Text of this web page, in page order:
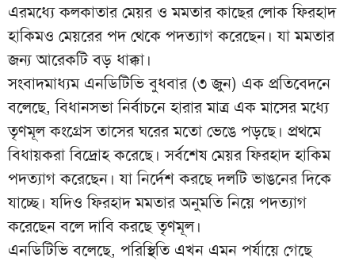
এরমধ্যে কলকাতার মেয়র ও মমতার কাছের লোক ফিরহাদ
হাকিমও মেয়রের পদ থেকে পদত্যাগ করেছেন। যা মমতার
জন্য আরেকটি বড় ধাক্কা।
সংবাদমাধ্যম এনডিটিভি বুধবার (৩ জুন) এক প্রতিবেদনে
বলেছে, বিধানসভা নির্বাচনে হারার মাত্র এক মাসের মধ্যে
তৃণমূল কংগ্রেস তাসের ঘরের মতো ভেঙে পড়ছে। প্রথমে
বিধায়করা বিদ্রোহ করেছে। সর্বশেষ মেয়র ফিরহাদ হাকিম
পদত্যাগ করেছেন। যা নির্দেশ করছে দলটি ভাঙনের দিকে
যাচ্ছে। যদিও ফিরহাদ মমতার অনুমতি নিয়ে পদত্যাগ
করেছেন বলে দাবি করছে তৃণমূল।
এনডিটিভি বলেছে, পরিস্থিতি এখন এমন পর্যায়ে গেছে